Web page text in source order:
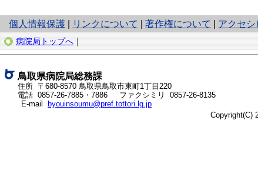
個人情報保護
と
り
ネ
ッ
へ
の
リンクについて 著作権について アクセシ
病院局トップへ ｜
鳥取県病院局総務課
住所 〒680-8570 鳥取県鳥取市東町1丁目220
電話 0857-26-7885 ・ 7886
ファクシミリ 0857-26-8135
E-mail
byouinsoumu@pref.tottori.lg.jp
Copyright(C)